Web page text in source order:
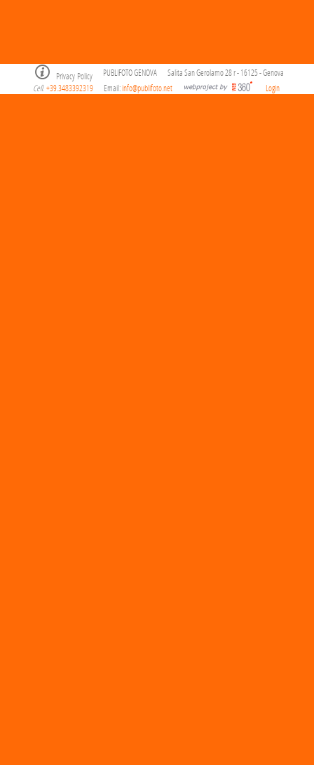
Privacy Policy PUBLIFOTO GENOVA
Salita San Gerolamo 28 r - 16125 - Genova
Cell. +39.3483392319 Email:info@publifoto.net Login